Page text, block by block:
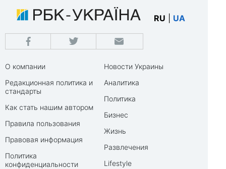
RU UA
О компании
Редакционная политика и
стандарты
Как стать нашим автором
Правила пользования
Правовая информация
Политика
конфиденциальности
Новости Украины
Аналитика
Политика
Бизнес
Жизнь
Развлечения
Lifestyle